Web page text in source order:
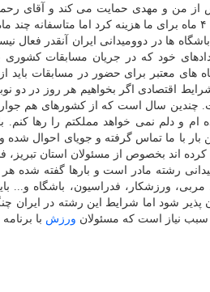
از من و مهدی حمایت می کند و آقای
باشگاه ها در دوومیدانی ایران آنقدر
خود که در جریان مسابقات
های معتبر برای حضور در مسابقات باید
اقتصادی اگر بخواهیم هر روز در دو
چندین سال است که از کشورهای هم جوار
ام و دلم نمی خواهد مملکتم را رها کنم.
بار با ما تماس گرفته و جویای احوال
اند بخصوص از مسئولان استان تبریز،
رشته مادر است و بارها گفته شده
مربی، ورزشکار، فدراسیون، باشگاه و...
پذیر شود اما شرایط این رشته در
سبب نیاز است که مسئولان ورزش با